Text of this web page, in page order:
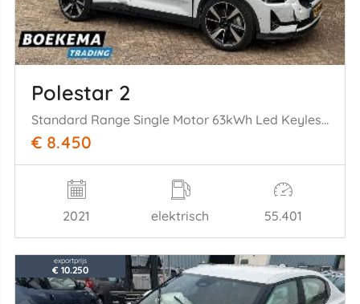
Polestar 2
Standard Range Single Motor 63kWh Led Keyless Camera
€ 8.450
2021 elektrisch 55.401
exportprijs
€ 10.250